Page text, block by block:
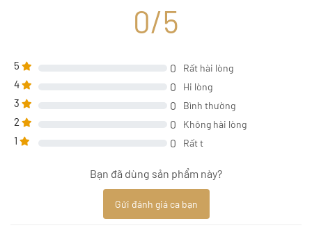
0/5
5 0 Rất hài lòng
4 0 Hi lòng
3 0 Bình thường
2 0 Không hài lòng
1 0 Rất t
Bạn đã dùng sản phẩm này?
Gửi đánh giá ca bạn